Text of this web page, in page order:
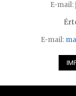
E-mail:
E-mail: